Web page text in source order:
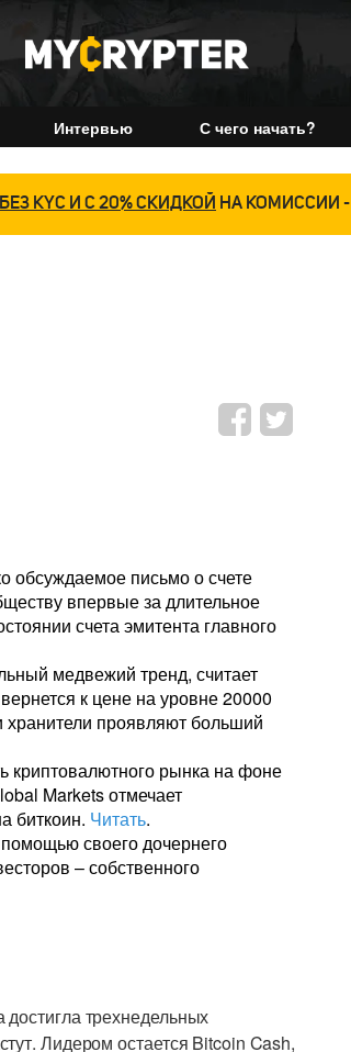
Интервью С чего начать?
БЕЗ KYC И С 20% СКИДКОЙ НА КОМИССИИ -
обсуждаемое письмо о счете
впервые за длительное
счета эмитента главного
медвежий тренд, считает
к цене на уровне 20000
проявляют больший
криптовалютного рынка на фоне
Markets отмечает
биткоин. Читать.
своего дочернего
– собственного
трехнедельных
Лидером остается Bitcoin Cash,